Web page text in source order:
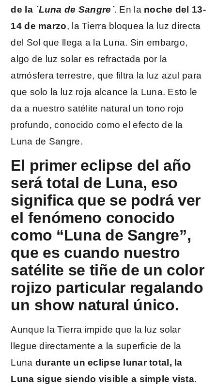
de la ´Luna de Sangre´. En la noche del 13-
14 de marzo, la Tierra bloquea la luz directa
del Sol que llega a la Luna. Sin embargo,
algo de luz solar es refractada por la
atmósfera terrestre, que filtra la luz azul para
que solo la luz roja alcance la Luna. Esto le
da a nuestro satélite natural un tono rojo
profundo, conocido como el efecto de la
Luna de Sangre.
El primer eclipse del año
será total de Luna, eso
significa que se podrá ver
el fenómeno conocido
como “Luna de Sangre”,
que es cuando nuestro
satélite se tiñe de un color
rojizo particular regalando
un show natural único.
Aunque la Tierra impide que la luz solar
llegue directamente a la superficie de la
Luna durante un eclipse lunar total, la
Luna sigue siendo visible a simple vista.